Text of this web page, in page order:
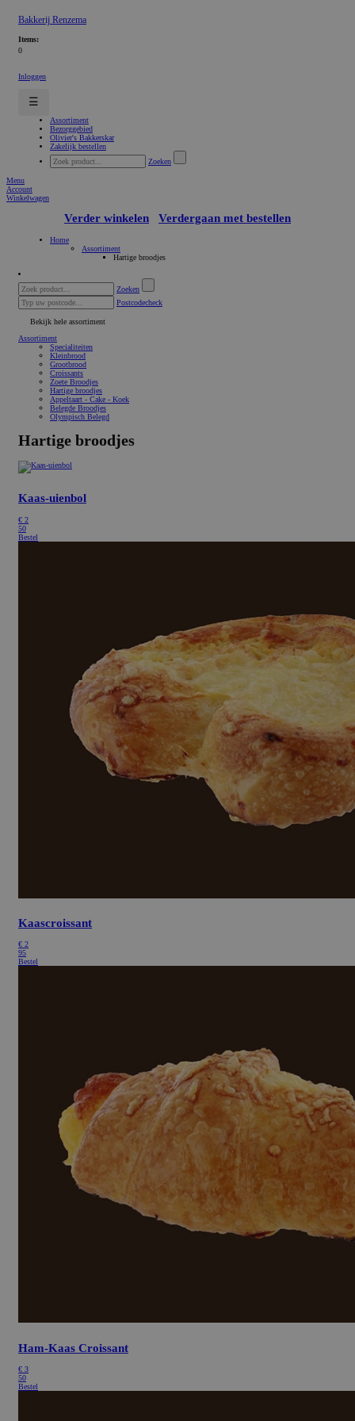
Bakkerij Renzema
Items:
0
Inloggen
☰
Assortiment
Bezorggebied
Olivier's Bakkerskar
Zakelijk bestellen
Zoeken
Menu
Account
Winkelwagen
Verder winkelen Verdergaan met bestellen
Home
Assortiment
Hartige broodjes
Zoeken
Postcodecheck
Bekijk hele assortiment
Assortiment
Specialiteiten
Kleinbrood
Grootbrood
Croissants
Zoete Broodjes
Hartige broodjes
Appeltaart - Cake - Koek
Belegde Broodjes
Olympisch Belegd
Hartige broodjes
Kaas-uienbol
€ 2
50
Bestel
Kaascroissant
€ 2
95
Bestel
Ham-Kaas Croissant
€ 3
50
Bestel